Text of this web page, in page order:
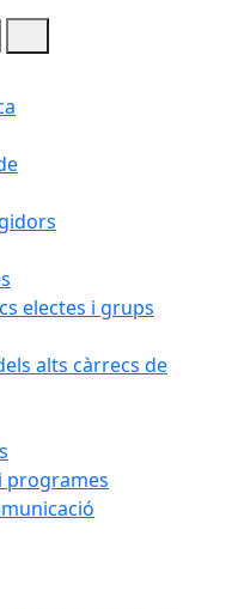
electes i grups
alts càrrecs de
programes